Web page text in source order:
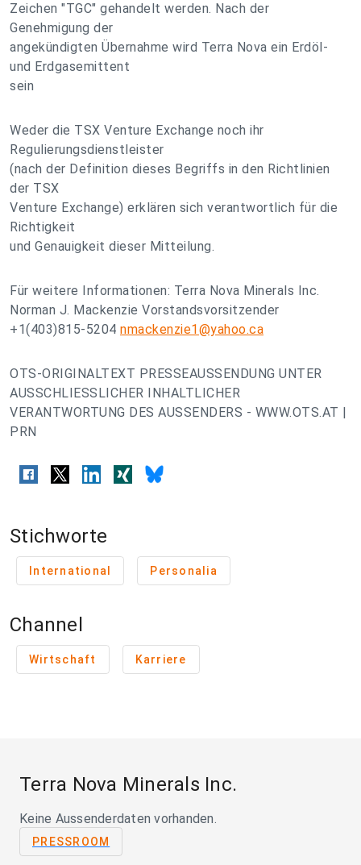
Zeichen "TGC" gehandelt werden. Nach der
Genehmigung der
angekündigten Übernahme wird Terra Nova ein Erdöl-
und Erdgasemittent
sein
Weder die TSX Venture Exchange noch ihr
Regulierungsdienstleister
(nach der Definition dieses Begriffs in den Richtlinien
der TSX
Venture Exchange) erklären sich verantwortlich für die
Richtigkeit
und Genauigkeit dieser Mitteilung.
Für weitere Informationen: Terra Nova Minerals Inc.
Norman J. Mackenzie Vorstandsvorsitzender
+1(403)815-5204 nmackenzie1@yahoo.ca
OTS-ORIGINALTEXT PRESSEAUSSENDUNG UNTER
AUSSCHLIESSLICHER INHALTLICHER
VERANTWORTUNG DES AUSSENDERS - WWW.OTS.AT |
PRN
Stichworte
International Personalia
Channel
Wirtschaft Karriere
Terra Nova Minerals Inc.
Keine Aussenderdaten vorhanden.
PRESSROOM